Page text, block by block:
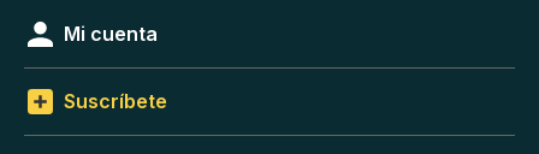
Mi cuenta
Suscríbete